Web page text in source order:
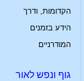
הקדומות, ודרך
הידע בזמנים
המודרניים
גוף ונפש לאור